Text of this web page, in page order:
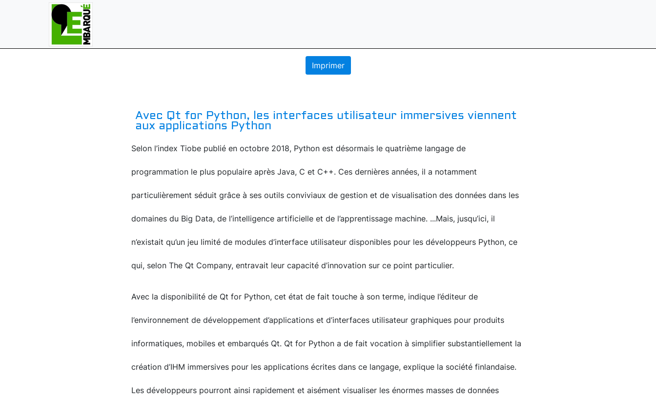
Imprimer
Avec Qt for Python, les interfaces utilisateur immersives viennent
aux applications Python
Selon l’index Tiobe publié en octobre 2018, Python est désormais le quatrième langage de
programmation le plus populaire après Java, C et C++. Ces dernières années, il a notamment
particulièrement séduit grâce à ses outils conviviaux de gestion et de visualisation des données dans les
domaines du Big Data, de l’intelligence artificielle et de l’apprentissage machine. ...Mais, jusqu’ici, il
n’existait qu’un jeu limité de modules d’interface utilisateur disponibles pour les développeurs Python, ce
qui, selon The Qt Company, entravait leur capacité d’innovation sur ce point particulier.
Avec la disponibilité de Qt for Python, cet état de fait touche à son terme, indique l’éditeur de
l’environnement de développement d’applications et d’interfaces utilisateur graphiques pour produits
informatiques, mobiles et embarqués Qt. Qt for Python a de fait vocation à simplifier substantiellement la
création d’IHM immersives pour les applications écrites dans ce langage, explique la société finlandaise.
Les développeurs pourront ainsi rapidement et aisément visualiser les énormes masses de données